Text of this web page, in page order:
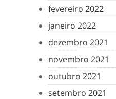
fevereiro 2022
janeiro 2022
dezembro 2021
novembro 2021
outubro 2021
setembro 2021